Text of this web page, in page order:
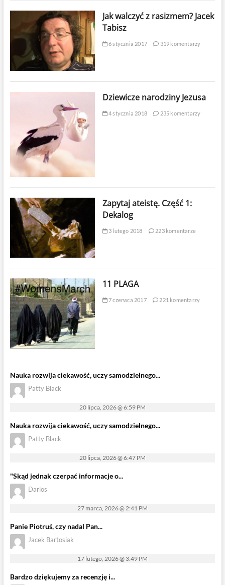
Jak walczyć z rasizmem? Jacek
Tabisz
6 stycznia 2017 319 komentarzy
Dziewicze narodziny Jezusa
4 stycznia 2018 235 komentarzy
Zapytaj ateistę. Część 1:
Dekalog
3 lutego 2018 223 komentarze
11 PLAGA
7 czerwca 2017 221 komentarzy
Nauka rozwija ciekawość, uczy samodzielnego...
Patty Black
20 lipca, 2026 @ 6:59 PM
Nauka rozwija ciekawość, uczy samodzielnego...
Patty Black
20 lipca, 2026 @ 6:47 PM
"Skąd jednak czerpać informacje o...
Darios
27 marca, 2026 @ 2:41 PM
Panie Piotruś, czy nadal Pan...
Jacek Bartosiak
17 lutego, 2026 @ 3:49 PM
Bardzo dziękujemy za recenzję i...